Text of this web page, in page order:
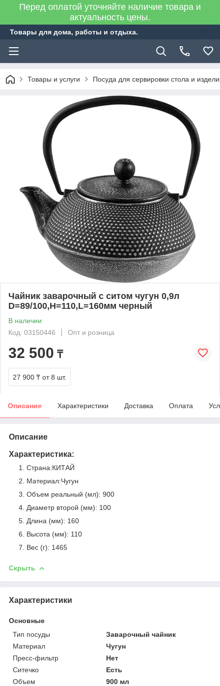
Перед оплатой уточняйте наличие товара и
актуальность цены.
Товары для дома, работы и отдыха.
Товары и услуги Посуда для сервировки стола и
Чайник заварочный с ситом чугун 0,9л
D=89/100,H=110,L=160мм черный
В наличии
Код: 03150446
Опт и розница
32 500 ₸
27 900 ₸ от 8 шт.
Описание Характеристики Доставка Оплата
Описание
Характеристика:
Страна:КИТАЙ
Материал:Чугун
Объем реальный (мл): 900
Диаметр второй (мм): 100
Длина (мм): 160
Высота (мм): 110
Вес (г): 1465
Скрыть
Характеристики
Основные
Тип посуды
Заварочный чайник
Материал
Чугун
Пресс-фильтр
Нет
Ситечко
Есть
Объем
900 мл